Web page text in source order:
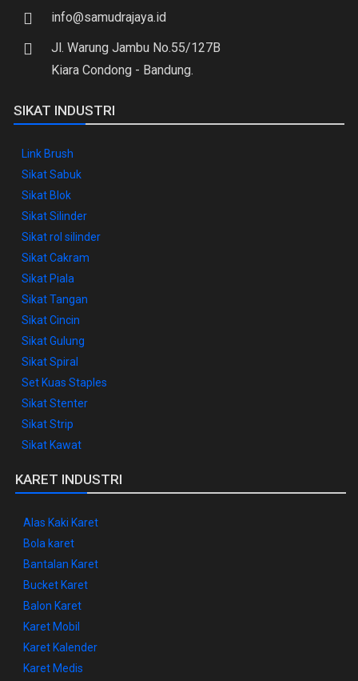
info@samudrajaya.id
Jl. Warung Jambu No.55/127B
Kiara Condong - Bandung.
SIKAT INDUSTRI
Link Brush
Sikat Sabuk
Sikat Blok
Sikat Silinder
Sikat rol silinder
Sikat Cakram
Sikat Piala
Sikat Tangan
Sikat Cincin
Sikat Gulung
Sikat Spiral
Set Kuas Staples
Sikat Stenter
Sikat Strip
Sikat Kawat
KARET INDUSTRI
Alas Kaki Karet
Bola karet
Bantalan Karet
Bucket Karet
Balon Karet
Karet Mobil
Karet Kalender
Karet Medis